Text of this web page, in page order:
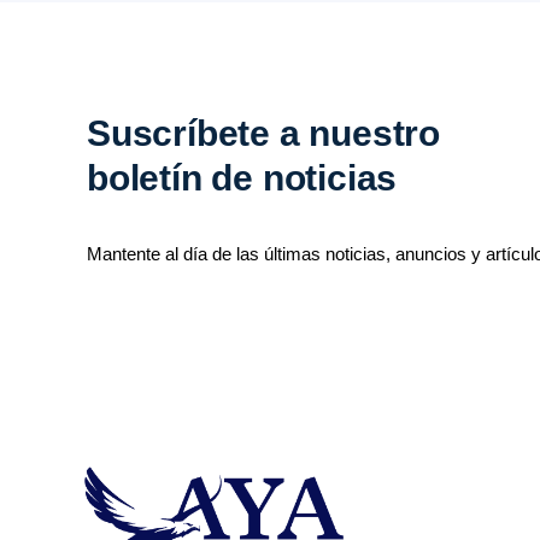
Suscríbete a nuestro
boletín de noticias
Mantente al día de las últimas noticias, anuncios y